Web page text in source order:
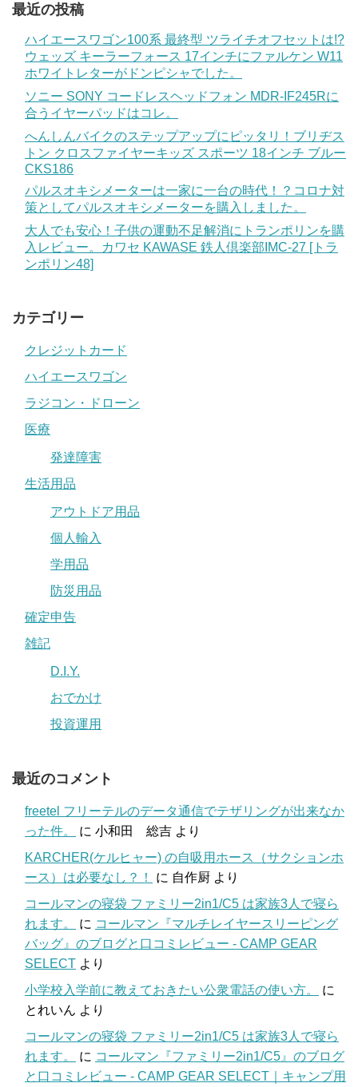
最近の投稿
ハイエースワゴン100系 最終型 ツライチオフセットは!?
ウェッズ キーラーフォース 17インチにファルケン W11
ホワイトレターがドンピシャでした。
ソニー SONY コードレスヘッドフォン MDR-IF245Rに
合うイヤーパッドはコレ。
へんしんバイクのステップアップにピッタリ！ブリヂス
トン クロスファイヤーキッズ スポーツ 18インチ ブルー
CKS186
パルスオキシメーターは一家に一台の時代！？コロナ対
策としてパルスオキシメーターを購入しました。
大人でも安心！子供の運動不足解消にトランポリンを購
入レビュー。カワセ KAWASE 鉄人倶楽部IMC-27 [トラ
ンポリン48]
カテゴリー
クレジットカード
ハイエースワゴン
ラジコン・ドローン
医療
発達障害
生活用品
アウトドア用品
個人輸入
学用品
防災用品
確定申告
雑記
D.I.Y.
おでかけ
投資運用
最近のコメント
freetel フリーテルのデータ通信でテザリングが出来なか
った件。
に 小和田 総吉 より
KARCHER(ケルヒャー) の自吸用ホース（サクションホ
ース）は必要なし？！
に 自作厨 より
コールマンの寝袋 ファミリー2in1/C5 は家族3人で寝ら
れます。
に コールマン『マルチレイヤースリーピング
バッグ』のブログと口コミレビュー - CAMP GEAR
SELECT より
小学校入学前に教えておきたい公衆電話の使い方。
に
とれいん より
コールマンの寝袋 ファミリー2in1/C5 は家族3人で寝ら
れます。
に コールマン『ファミリー2in1/C5』のブログ
と口コミレビュー - CAMP GEAR SELECT｜キャンプ用